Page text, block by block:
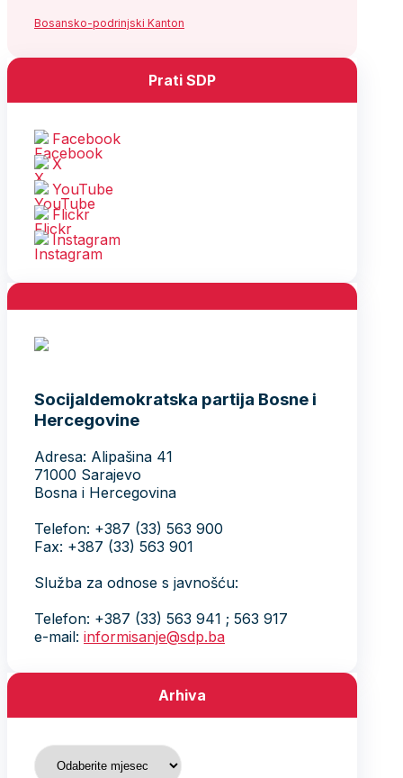
Bosansko-podrinjski Kanton
Prati SDP
Facebook
X
YouTube
Flickr
Instagram
Socijaldemokratska partija Bosne i
Hercegovine
Adresa: Alipašina 41
71000 Sarajevo
Bosna i Hercegovina
Telefon: +387 (33) 563 900
Fax: +387 (33) 563 901
Služba za odnose s javnošću:
Telefon: +387 (33) 563 941 ; 563 917
e-mail: informisanje@sdp.ba
Arhiva
Arhiva